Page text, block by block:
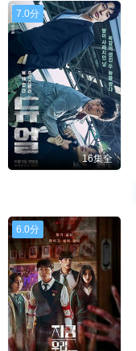
7.0分
16集全
6.0分